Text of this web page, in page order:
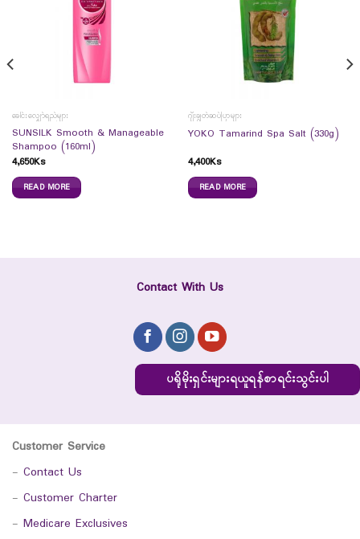
ခေါင်းလျှော်ရည်များ
SUNSILK Smooth & Manageable
Shampoo (160ml)
4,650Ks
READ MORE
ဂျီးချွတ်ဆပ်ပြာများ
YOKO Tamarind Spa Salt (330g)
4,400Ks
READ MORE
Contact With Us
ပရိုမိုးရှင်းများရယူရန်စာရင်းသွင်းပါ
Customer Service
- Contact Us
- Customer Charter
- Medicare Exclusives